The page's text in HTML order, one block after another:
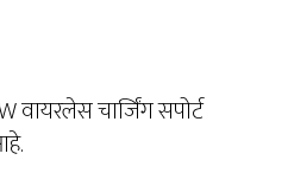
वायरलेस चार्जिंग सपोर्ट